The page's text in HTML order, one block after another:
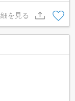
話番号も記載頂き
を見る